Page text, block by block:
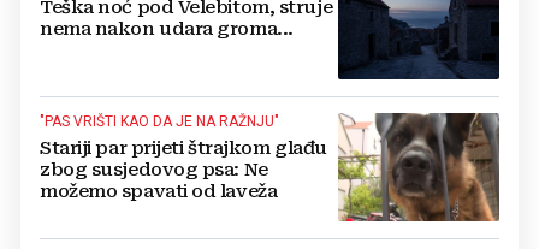
Teška noć pod Velebitom, struje
nema nakon udara groma...
"PAS VRIŠTI KAO DA JE NA RAŽNJU"
Stariji par prijeti štrajkom glađu
zbog susjedovog psa: Ne
možemo spavati od laveža